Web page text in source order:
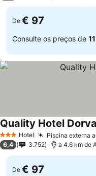
De € 97
Consulte os preços de
3 EstrelasHotel Piscina externa
Quality Hotel
6,4 3.752
De € 97